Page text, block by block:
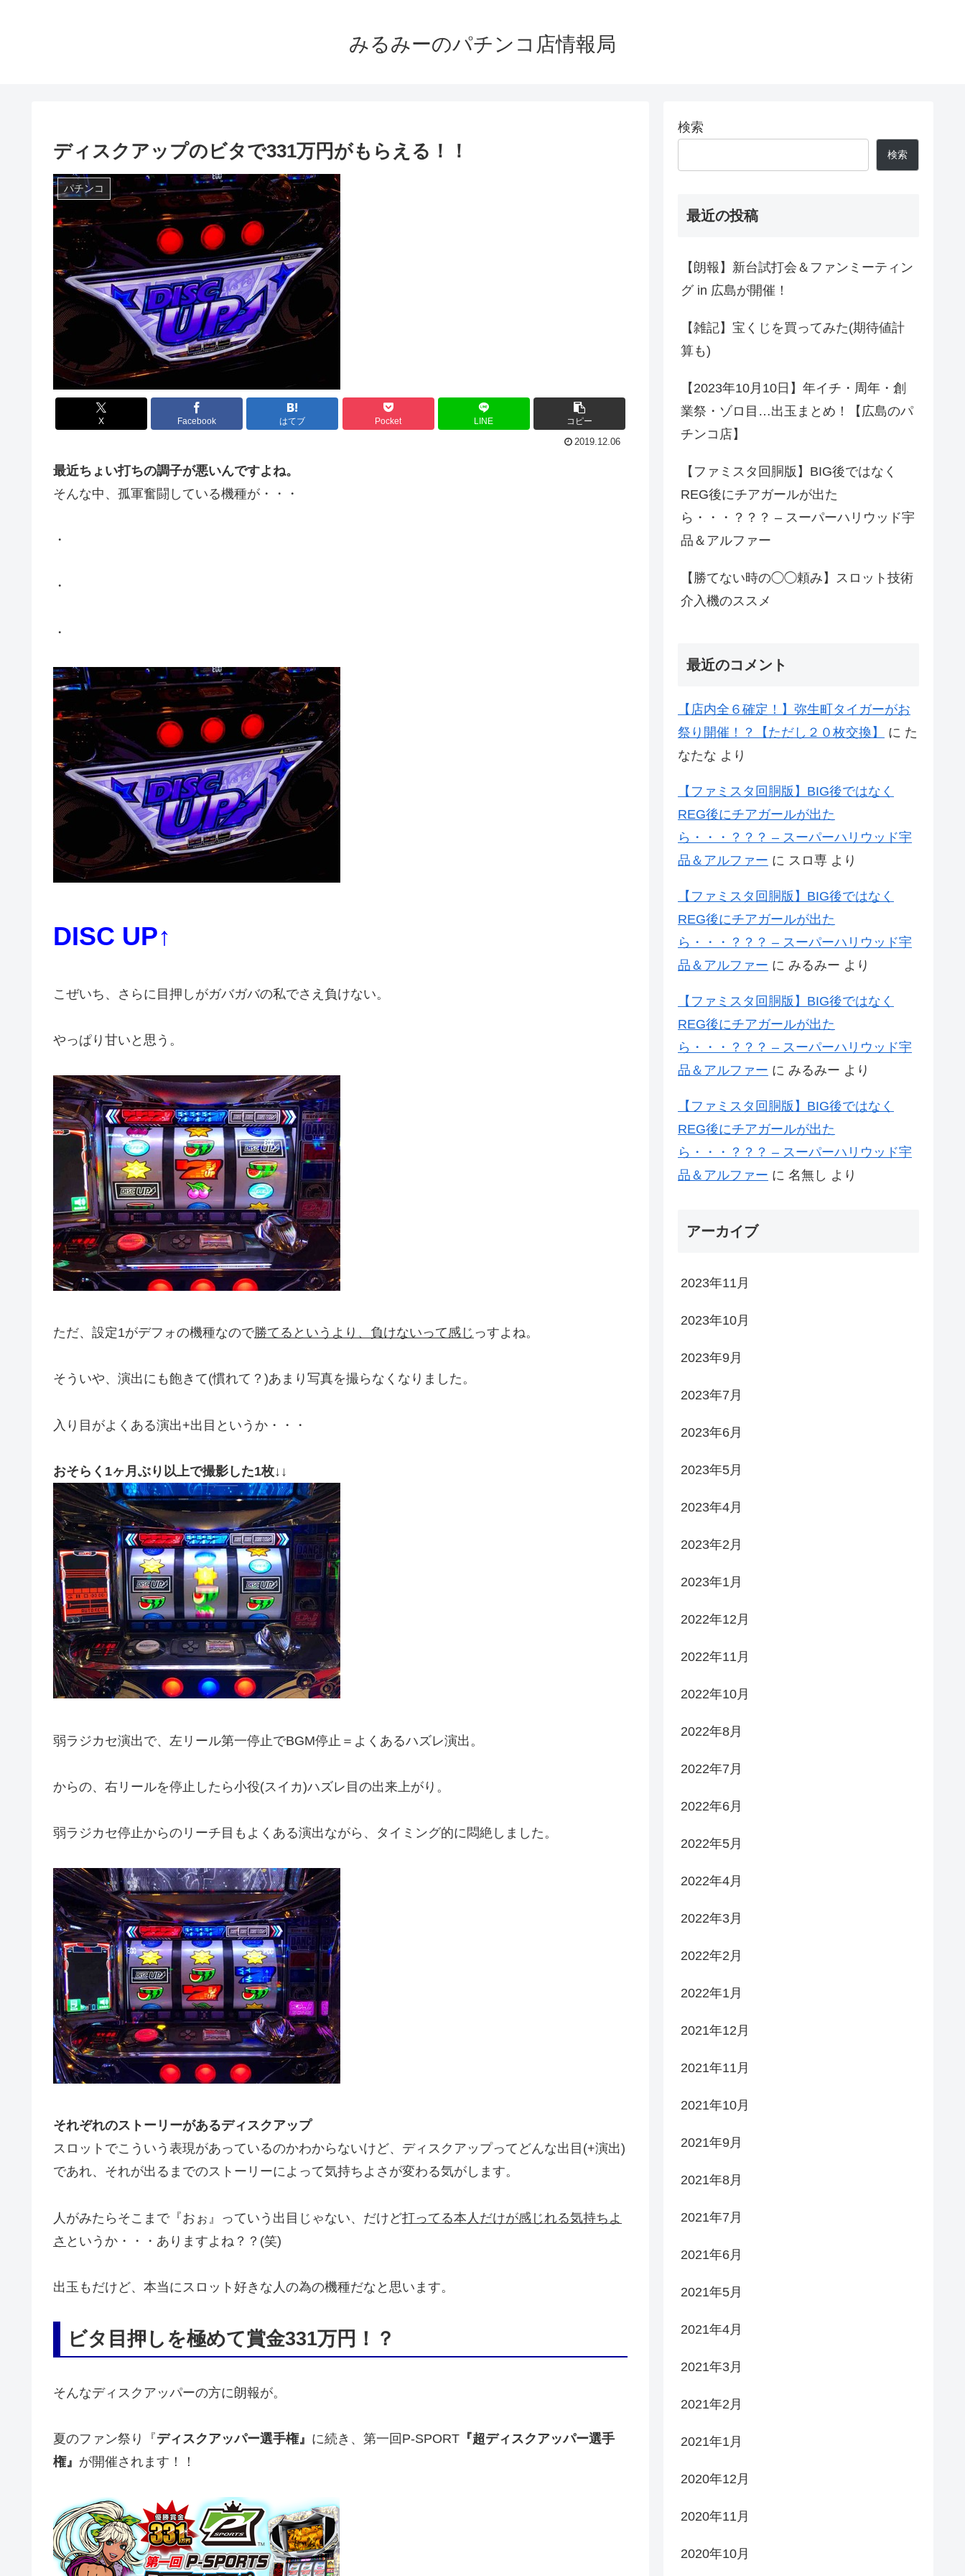
みるみーのパチンコ店情報局
ディスクアップのビタで331万円がもらえる！！
パチンコ
X Facebook はてブ Pocket LINE コピー
2019.12.06
最近ちょい打ちの調子が悪いんですよね。
そんな中、孤軍奮闘している機種が・・・
・
・
・
DISC UP↑
こぜいち、さらに目押しがガバガバの私でさえ負けない。
やっぱり甘いと思う。
ただ、設定1がデフォの機種なので勝てるというより、負けないって感じ っすよね。
そういや、演出にも飽きて(慣れて？)あまり写真を撮らなくなりました。
入り目がよくある演出+出目というか・・・
おそらく1ヶ月ぶり以上で撮影した1枚↓↓
弱ラジカセ演出で、左リール第一停止でBGM停止＝よくあるハズレ演出。
からの、右リールを停止したら小役(スイカ)ハズレ目の出来上がり。
弱ラジカセ停止からのリーチ目もよくある演出ながら、タイミング的に悶絶しました。
それぞれのストーリーがあるディスクアップ
スロットでこういう表現があっているのかわからないけど、ディスクアップってどんな出目(+演出)
であれ、それが出るまでのストーリーによって気持ちよさが変わる気がします。
人がみたらそこまで『おぉ』っていう出目じゃない、だけど打ってる本人だけが感じれる気持ちよ
さ というか・・・ありますよね？？(笑)
出玉もだけど、本当にスロット好きな人の為の機種だなと思います。
ビタ目押しを極めて賞金331万円！？
そんなディスクアッパーの方に朗報が。
夏のファン祭り『ディスクアッパー選手権』 に続き、第一回P-SPORT 『超ディスクアッパー選手
権』 が開催されます！！
検索
検索
最近の投稿
【朗報】新台試打会＆ファンミーティン
グ in 広島が開催！
【雑記】宝くじを買ってみた(期待値計
算も)
【2023年10月10日】年イチ・周年・創
業祭・ゾロ目…出玉まとめ！【広島のパ
チンコ店】
【ファミスタ回胴版】BIG後ではなく
REG後にチアガールが出た
ら・・・？？？ – スーパーハリウッド宇
品＆アルファー
【勝てない時の◯◯頼み】スロット技術
介入機のススメ
最近のコメント
【店内全６確定！】弥生町タイガーがお
祭り開催！？【ただし２０枚交換】
に た
なたな より
【ファミスタ回胴版】BIG後ではなく
REG後にチアガールが出た
ら・・・？？？ – スーパーハリウッド宇
品＆アルファー に スロ専 より
【ファミスタ回胴版】BIG後ではなく
REG後にチアガールが出た
ら・・・？？？ – スーパーハリウッド宇
品＆アルファー に みるみー より
【ファミスタ回胴版】BIG後ではなく
REG後にチアガールが出た
ら・・・？？？ – スーパーハリウッド宇
品＆アルファー に みるみー より
【ファミスタ回胴版】BIG後ではなく
REG後にチアガールが出た
ら・・・？？？ – スーパーハリウッド宇
品＆アルファー に 名無し より
アーカイブ
2023年11月
2023年10月
2023年9月
2023年7月
2023年6月
2023年5月
2023年4月
2023年2月
2023年1月
2022年12月
2022年11月
2022年10月
2022年8月
2022年7月
2022年6月
2022年5月
2022年4月
2022年3月
2022年2月
2022年1月
2021年12月
2021年11月
2021年10月
2021年9月
2021年8月
2021年7月
2021年6月
2021年5月
2021年4月
2021年3月
2021年2月
2021年1月
2020年12月
2020年11月
2020年10月